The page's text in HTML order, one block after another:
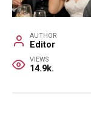
AUTHOR
Editor
VIEWS
14.9k.